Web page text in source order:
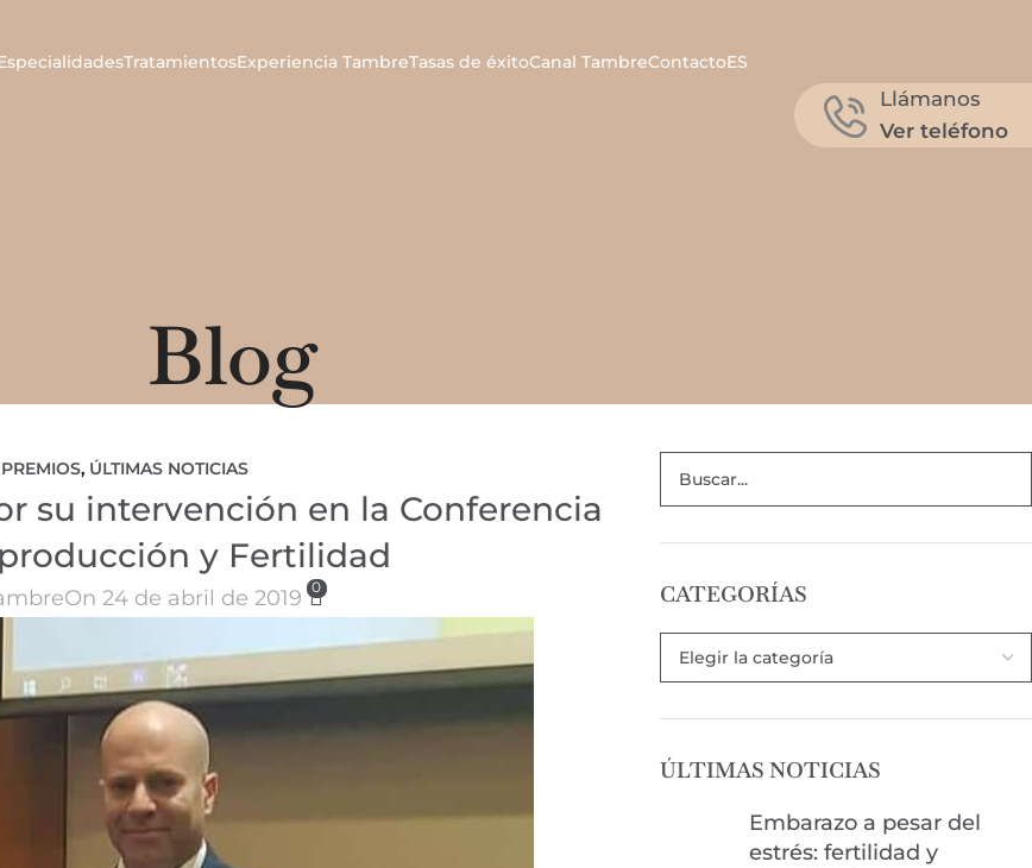
TratamientosExperiencia TambreTasas de éxitoCanal TambreContactoES
Llámanos
Ver teléfono
Blog
, ÚLTIMAS NOTICIAS
su intervención en la Conferencia
y Fertilidad
On 24 de abril de 2019 0 CATEGORÍAS
ÚLTIMAS NOTICIAS
Embarazo a pesar del
estrés: fertilidad y